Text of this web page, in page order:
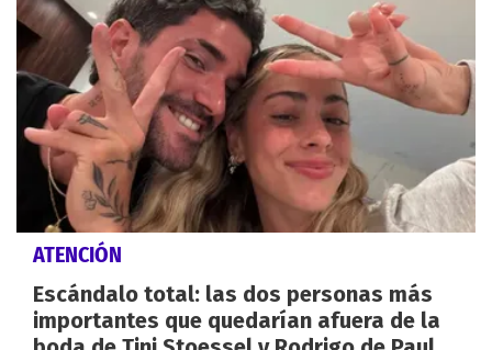
ATENCIÓN
Escándalo total: las dos personas más
importantes que quedarían afuera de la